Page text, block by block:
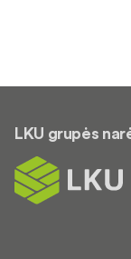
LKU grupės